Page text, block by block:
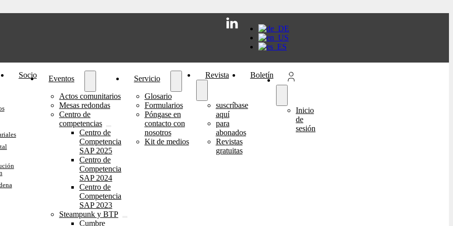
Socio Eventos
Actos comunitarios
Mesas redondas
Centro de
competencias
Centro de
Competencia
SAP 2025
Centro de
Competencia
SAP 2024
Centro de
Competencia
SAP 2023
Steampunk y BTP
Cumbre
Servicio
Glosario
Formularios
Póngase en
contacto con
nosotros
Kit de medios
Revista
suscríbase
aquí
para
abonados
Revistas
gratuitas
Boletín
Inicio
de
sesión